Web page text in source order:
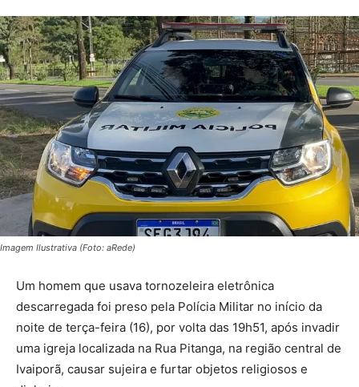
Imagem Ilustrativa (Foto: aRede)
Um homem que usava tornozeleira eletrônica
descarregada foi preso pela Polícia Militar no início da
noite de terça-feira (16), por volta das 19h51, após invadir
uma igreja localizada na Rua Pitanga, na região central de
Ivaiporã, causar sujeira e furtar objetos religiosos e